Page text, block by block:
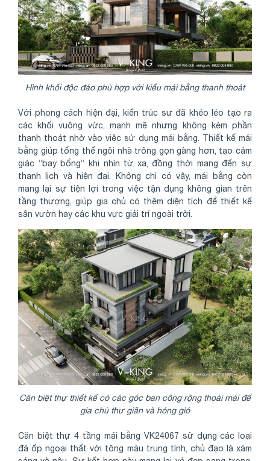
Hình khối độc đáo phù hợp với kiểu mái bằng thanh thoát
Với phong cách hiện đại, kiến trúc sư đã khéo léo tạo ra
các khối vuông vức, mạnh mẽ nhưng không kém phần
thanh thoát nhờ vào việc sử dụng mái bằng. Thiết kế mái
bằng giúp tổng thể ngôi nhà trông gọn gàng hơn, tạo cảm
giác “bay bổng” khi nhìn từ xa, đồng thời mang đến sự
thanh lịch và hiện đại. Không chỉ có vậy, mái bằng còn
mang lại sự tiện lợi trong việc tận dụng không gian trên
tầng thượng, giúp gia chủ có thêm diện tích để thiết kế
sân vườn hay các khu vực giải trí ngoài trời.
Căn biệt thự thiết kế có các góc ban công rộng thoải mái để
gia chủ thư giãn và hóng gió
Căn biệt thự 4 tầng mái bằng VK24067 sử dụng các loại
đá ốp ngoại thất với tông màu trung tính, chủ đạo là xám